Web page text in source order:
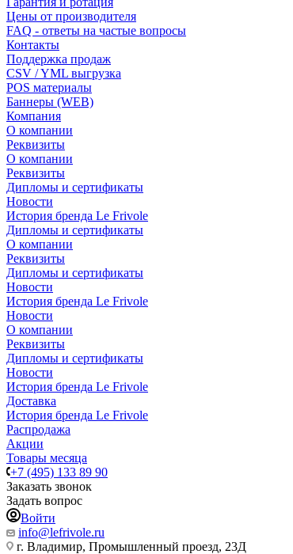
Цены от производителя
FAQ - ответы на частые вопросы
Контакты
Поддержка продаж
CSV / YML выгрузка
POS материалы
Баннеры (WEB)
Компания
О компании
Реквизиты
О компании
Реквизиты
Дипломы и сертификаты
Новости
История бренда Le Frivole
Дипломы и сертификаты
О компании
Реквизиты
Дипломы и сертификаты
Новости
История бренда Le Frivole
Новости
О компании
Реквизиты
Дипломы и сертификаты
Новости
История бренда Le Frivole
Доставка
История бренда Le Frivole
Распродажа
Акции
Товары месяца
+7 (495) 133 89 90
Заказать звонок
Задать вопрос
Войти
info@lefrivole.ru
г. Владимир, Промышленный проезд, 23Д